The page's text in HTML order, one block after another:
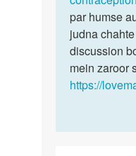
par humse
judna
discussion
mein zaroor
https://